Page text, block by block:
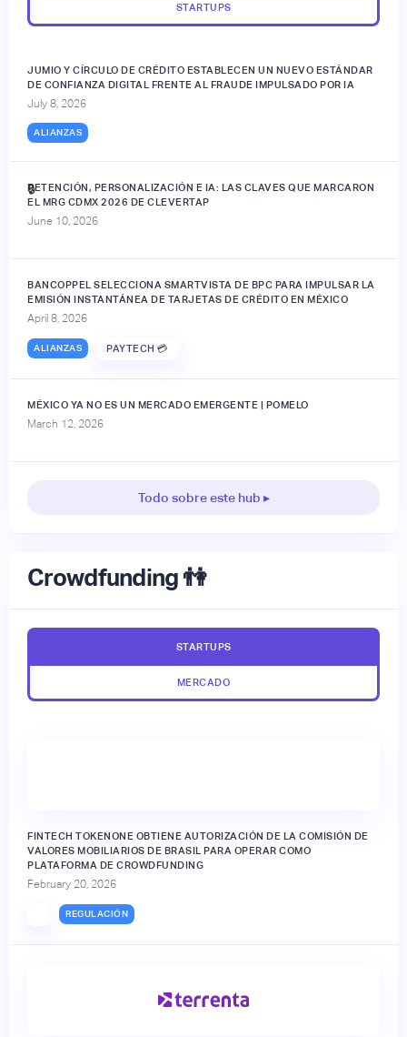
STARTUPS
JUMIO Y CÍRCULO DE CRÉDITO ESTABLECEN UN NUEVO ESTÁNDAR
DE CONFIANZA DIGITAL FRENTE AL FRAUDE IMPULSADO POR IA
July 8, 2026
ALIANZAS
RETENCIÓN, PERSONALIZACIÓN E IA: LAS CLAVES QUE MARCARON
EL MRG CDMX 2026 DE CLEVERTAP
June 10, 2026
🔒
BANCOPPEL SELECCIONA SMARTVISTA DE BPC PARA IMPULSAR LA
EMISIÓN INSTANTÁNEA DE TARJETAS DE CRÉDITO EN MÉXICO
April 8, 2026
ALIANZAS PAYTECH 💳
MÉXICO YA NO ES UN MERCADO EMERGENTE | POMELO
March 12, 2026
Todo sobre este hub ▸
Crowdfunding 👫
STARTUPS
MERCADO
FINTECH TOKENONE OBTIENE AUTORIZACIÓN DE LA COMISIÓN DE
VALORES MOBILIARIOS DE BRASIL PARA OPERAR COMO
PLATAFORMA DE CROWDFUNDING
February 20, 2026
REGULACIÓN